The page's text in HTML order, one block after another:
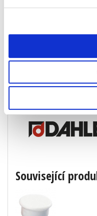
Objednací číslo
výška
Značka
Související